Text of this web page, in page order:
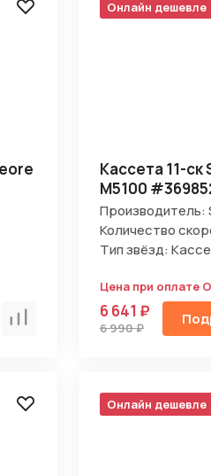
Сравнить
Онлайн дешевле
Кассета 11-ск
M5100
Производитель:
Количество
Тип звёзд:
Цена при оплате
6 641 ₽
6 990 ₽
Онлайн дешевле